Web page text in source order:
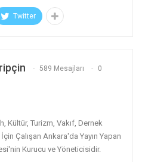
Twitter
589 Mesajları 0
Kültür, Turizm, Vakıf, Dernek
İçin Çalışan Ankara'da Yayın Yapan
Kurucu ve Yöneticisidir.